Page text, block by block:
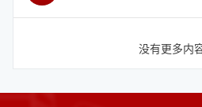
没有更多内